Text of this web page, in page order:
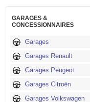
GARAGES &
CONCESSIONNAIRES
Garages
Garages Renault
Garages Peugeot
Garages Citroën
Garages Volkswagen